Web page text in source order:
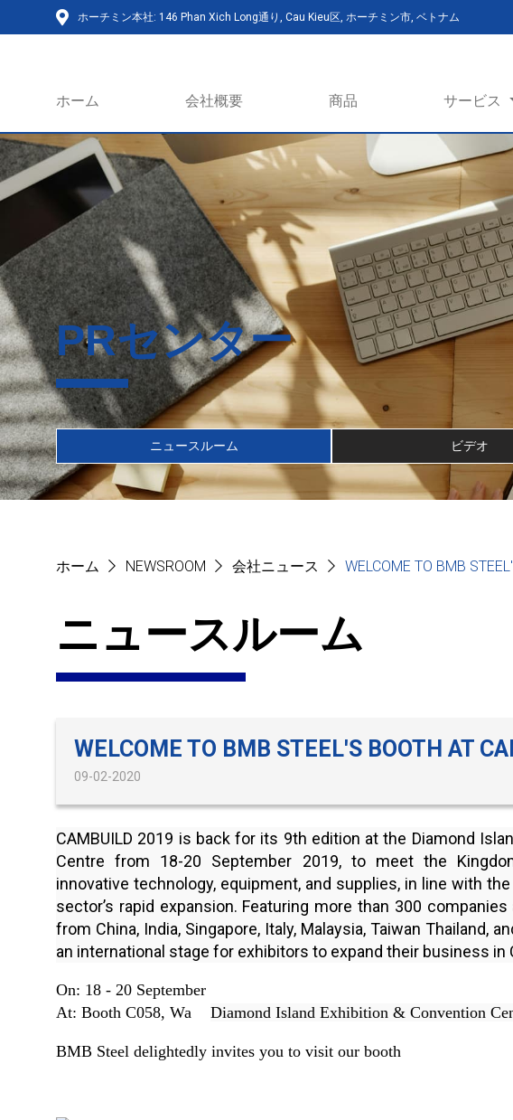
ホーチミン本社: 146 Phan Xich Long通り, Cau Kieu区, ホーチミン市, ベトナム
ホーム 会社概要 商品 サービス
PRセンター
ニュースルーム ビデオ
ホーム NEWSROOM 会社ニュース WELCOME TO BMB
ニュースルーム
WELCOME TO BMB STEEL'S BOOTH AT
09-02-2020
CAMBUILD 2019 is back for its 9th edition at the Diamond
Centre from 18-20 September 2019, to meet the
innovative technology, equipment, and supplies, in line with
sector’s rapid expansion. Featuring more than 300
from China, India, Singapore, Italy, Malaysia, Taiwan Thailand,
an international stage for exhibitors to expand their business in
On: 18 - 20 September
At: Booth C058, Wa
Diamond Island Exhibition & Convention
BMB Steel delightedly invites you to visit our booth